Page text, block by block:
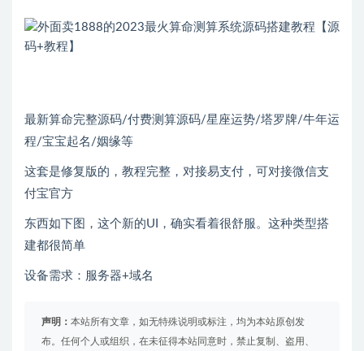
最新算命完整源码/付费测算源码/星座运势/塔罗牌/牛年运
程/宝宝起名/姻缘等
这套是修复版的，教程完整，对接易支付，可对接微信支
付宝官方
东西如下图，这个新的UI，确实看着很舒服。这种类型搭
建都很简单
设备需求：服务器+域名
声明： 本站所有文章，如无特殊说明或标注，均为本站原创发
布。任何个人或组织，在未征得本站同意时，禁止复制、盗用、